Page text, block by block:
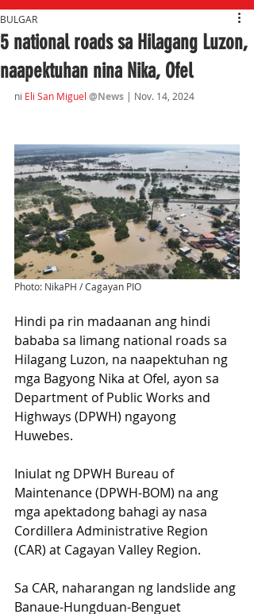
5 national roads sa Hilagang Luzon,
naapektuhan nina Nika, Ofel
BULGAR
ni Eli San Miguel @News | Nov. 14 , 2024
Photo: NikaPH / Cagayan PIO
Hindi pa rin madaanan ang hindi
bababa sa limang national roads sa
Hilagang Luzon, na naapektuhan ng
mga Bagyong Nika at Ofel, ayon sa
Department of Public Works and
Highways (DPWH) ngayong
Huwebes.
Iniulat ng DPWH Bureau of
Maintenance (DPWH-BOM) na ang
mga apektadong bahagi ay nasa
Cordillera Administrative Region
(CAR) at Cagayan Valley Region.
Sa CAR, naharangan ng landslide ang
Banaue-Hungduan-Benguet